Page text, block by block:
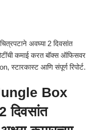
चित्रपटाने अवघ्या 2 दिवसांत
कमाई करत बॉक्स ऑफिसवर
स्टारकास्ट आणि संपूर्ण रिपोर्ट.
Box